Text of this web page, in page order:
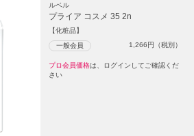
ルベル
プライア コスメ 35 2n
【化粧品】
一般会員 1,266円（税別）
プロ会員価格は、ログインしてご確認くだ
さい